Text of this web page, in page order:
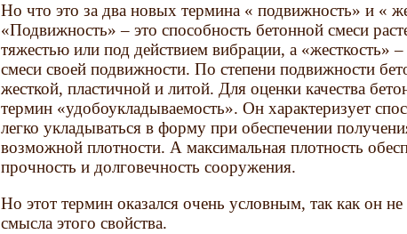
Но что это за два новых термина « подвижность» и «
«Подвижность» – это способность бетонной смеси
тяжестью или под действием вибрации, а «жесткость»
смеси своей подвижности. По степени подвижности
жесткой, пластичной и литой. Для оценки качества
термин «удобоукладываемость». Он характеризует
легко укладываться в форму при обеспечении
возможной плотности. А максимальная плотность
прочность и долговечность сооружения.
Но этот термин оказался очень условным, так как он не
смысла этого свойства.